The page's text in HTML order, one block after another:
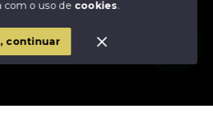
- Império Imóveis - Todos os
com o uso de cookies.
continuar